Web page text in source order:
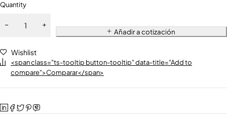
Quantity
Añadir a cotización
Wishlist
<span class="ts-tooltip button-tooltip" data-title="Add to
compare">Comparar</span>